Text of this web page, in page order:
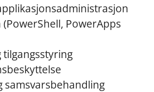
PowerApps
samsvarsbehandling